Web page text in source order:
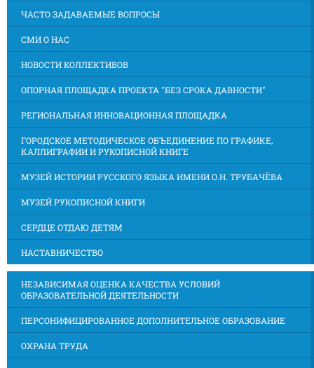
ЧАСТО ЗАДАВАЕМЫЕ ВОПРОСЫ
СМИ О НАС
НОВОСТИ КОЛЛЕКТИВОВ
ОПОРНАЯ ПЛОЩАДКА ПРОЕКТА "БЕЗ СРОКА ДАВНОСТИ"
РЕГИОНАЛЬНАЯ ИННОВАЦИОННАЯ ПЛОЩАДКА
ГОРОДСКОЕ МЕТОДИЧЕСКОЕ ОБЪЕДИНЕНИЕ ПО ГРАФИКЕ,
КАЛЛИГРАФИИ И РУКОПИСНОЙ КНИГЕ
МУЗЕЙ ИСТОРИИ РУССКОГО ЯЗЫКА ИМЕНИ О.Н. ТРУБАЧЁВА
МУЗЕЙ РУКОПИСНОЙ КНИГИ
СЕРДЦЕ ОТДАЮ ДЕТЯМ
НАСТАВНИЧЕСТВО
НЕЗАВИСИМАЯ ОЦЕНКА КАЧЕСТВА УСЛОВИЙ
ОБРАЗОВАТЕЛЬНОЙ ДЕЯТЕЛЬНОСТИ
ПЕРСОНИФИЦИРОВАННОЕ ДОПОЛНИТЕЛЬНОЕ ОБРАЗОВАНИЕ
ОХРАНА ТРУДА